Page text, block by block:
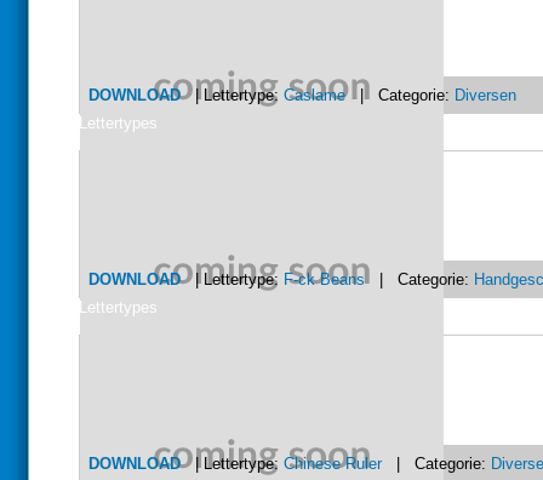
DOWNLOAD| Lettertype: Caslame| Categorie: Diversen
Lettertypes
DOWNLOAD| Lettertype: F-ck Beans| Categorie:
Lettertypes
DOWNLOAD| Lettertype: Chinese Ruler | Categorie: